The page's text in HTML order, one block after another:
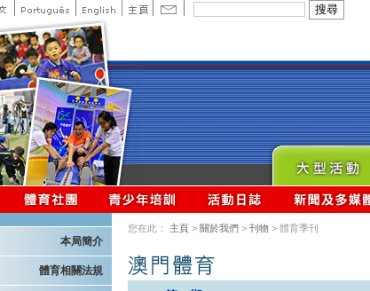
本局簡介
體育相關法規
您在此： 主頁 > 關於我們 > 刊物 > 體育季刊